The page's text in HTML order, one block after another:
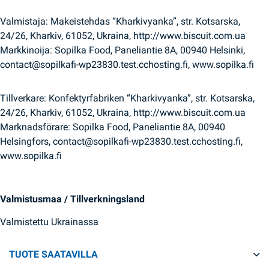
Valmistaja: Makeistehdas “Kharkivyanka”, str. Kotsarska,
24/26, Kharkiv, 61052, Ukraina, http://www.biscuit.com.ua
Markkinoija: Sopilka Food, Paneliantie 8A, 00940 Helsinki,
contact@sopilkafi-wp23830.test.cchosting.fi, www.sopilka.fi
Tillverkare: Konfektyrfabriken “Kharkivyanka”, str. Kotsarska,
24/26, Kharkiv, 61052, Ukraina, http://www.biscuit.com.ua
Marknadsförare: Sopilka Food, Paneliantie 8A, 00940
Helsingfors, contact@sopilkafi-wp23830.test.cchosting.fi,
www.sopilka.fi
Valmistusmaa / Tillverkningsland
Valmistettu Ukrainassa
TUOTE SAATAVILLA